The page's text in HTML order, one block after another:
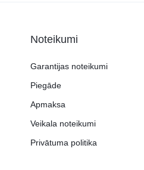
Noteikumi
Garantijas noteikumi
Piegāde
Apmaksa
Veikala noteikumi
Privātuma politika